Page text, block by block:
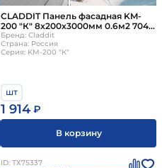
CLADDIT Панель фасадная KM-
200 "К" 8х200х3000мм 0.6м2 7047
светло-серый
Бренд: Claddit
Страна: Россия
Серия: KM-200 "К"
шт
1 914 ₽
В корзину
ID: ТХ75337